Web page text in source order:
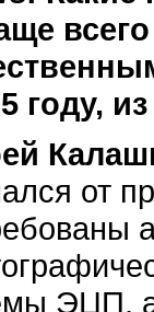
году,
от
ЭЦП, а